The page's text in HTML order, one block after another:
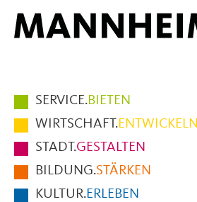
Hauptmenüpunkte
im
Fußbereich
der
Seite
SERVICE.BIETEN
WIRTSCHAFT.ENTWICKELN
STADT.GESTALTEN
BILDUNG.STÄRKEN
KULTUR.ERLEBEN